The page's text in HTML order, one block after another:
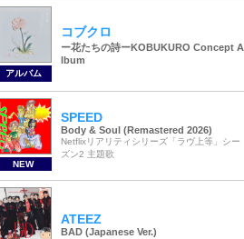
アルバム
コブクロ
ー花たちの詩ーKOBUKURO Concept A
lbum
NEW
SPEED
Body & Soul (Remastered 2026)
Netflixリアリティシリーズ「ラヴ上等」シー
ズン2 主題歌
ATEEZ
BAD (Japanese Ver.)